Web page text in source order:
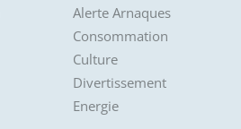
Alerte Arnaques
Consommation
Culture
Divertissement
Energie